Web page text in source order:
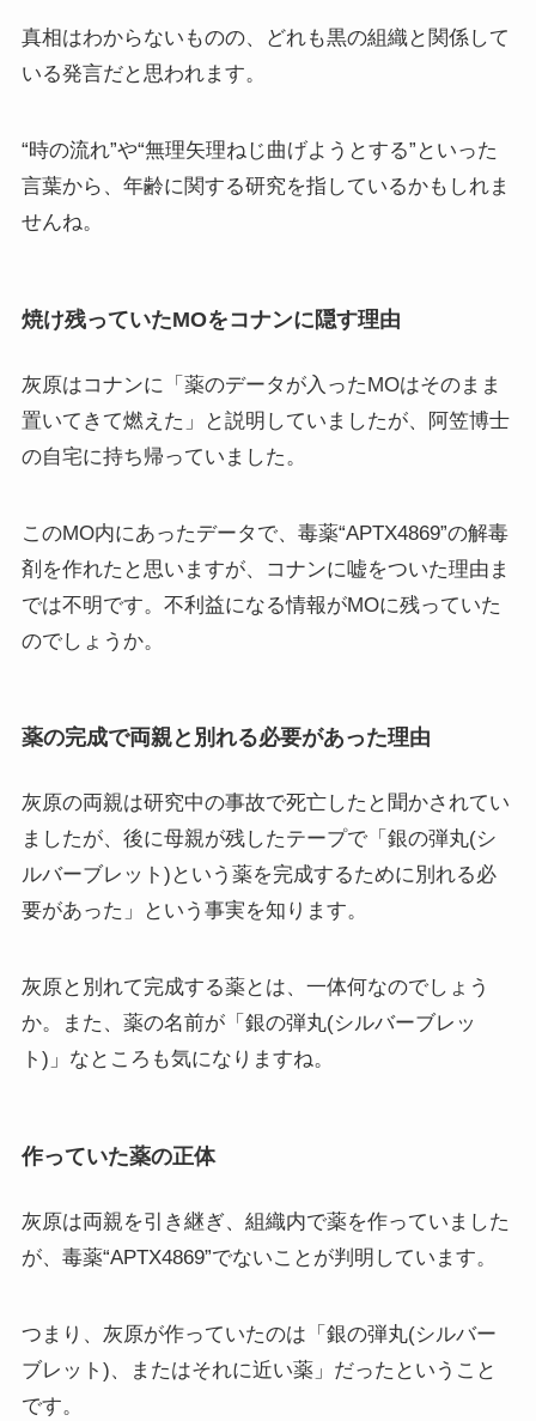
真相はわからないものの、どれも黒の組織と関係して
いる発言だと思われます。
“時の流れ”や“無理矢理ねじ曲げようとする”といった
言葉から、年齢に関する研究を指しているかもしれま
せんね。
焼け残っていたMOをコナンに隠す理由
灰原はコナンに「薬のデータが入ったMOはそのまま
置いてきて燃えた」と説明していましたが、阿笠博士
の自宅に持ち帰っていました。
このMO内にあったデータで、毒薬“APTX4869”の解毒
剤を作れたと思いますが、コナンに嘘をついた理由ま
では不明です。不利益になる情報がMOに残っていた
のでしょうか。
薬の完成で両親と別れる必要があった理由
灰原の両親は研究中の事故で死亡したと聞かされてい
ましたが、後に母親が残したテープで「銀の弾丸(シ
ルバーブレット)という薬を完成するために別れる必
要があった」という事実を知ります。
灰原と別れて完成する薬とは、一体何なのでしょう
か。また、薬の名前が「銀の弾丸(シルバーブレッ
ト)」なところも気になりますね。
作っていた薬の正体
灰原は両親を引き継ぎ、組織内で薬を作っていました
が、毒薬“APTX4869”でないことが判明しています。
つまり、灰原が作っていたのは「銀の弾丸(シルバー
ブレット)、またはそれに近い薬」だったということ
です。